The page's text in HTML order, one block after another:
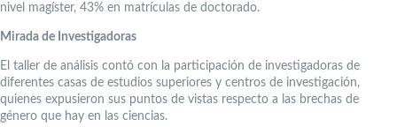
nivel magíster, 43% en matrículas de doctorado.
Mirada de Investigadoras
El taller de análisis contó con la participación de investigadoras de
diferentes casas de estudios superiores y centros de investigación,
quienes expusieron sus puntos de vistas respecto a las brechas de
género que hay en las ciencias.